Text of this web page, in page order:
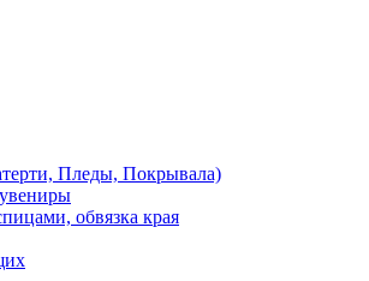
Пледы, Покрывала)
обвязка края